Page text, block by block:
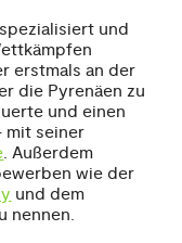
und
erstmals an der
die Pyrenäen zu
und einen
mit seiner
. Außerdem
wie der
und dem
nennen.